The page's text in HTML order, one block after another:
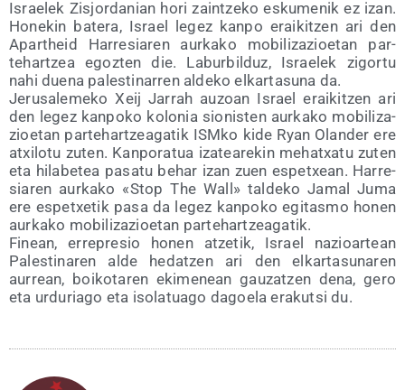
Israe­lek Zis­jor­da­nian hori zain­tze­ko esku­me­nik ez izan.
Hone­kin bate­ra, Israel legez kan­po erai­kitzen ari den
Apartheid Harre­sia­ren aur­ka­ko mobi­li­za­zioe­tan par­
tehar­tzea egoz­ten die. Labur­bil­duz, Israe­lek zigor­tu
nahi due­na pales­ti­na­rren alde­ko elkar­ta­su­na da.
Jeru­sa­le­me­ko Xeij Jarrah auzoan Israel erai­kitzen ari
den legez kan­po­ko kolo­nia sio­nis­ten aur­ka­ko mobi­li­za­
zioe­tan par­tehar­tzea­ga­tik ISM­ko kide Ryan Olan­der ere
atxi­lo­tu zuten. Kan­po­ra­tua iza­tea­re­kin mehatxa­tu zuten
eta hila­be­tea pasa­tu behar izan zuen espetxean. Harre­
sia­ren aur­ka­ko «Stop The Wall» tal­de­ko Jamal Juma
ere espetxe­tik pasa da legez kan­po­ko egi­tas­mo honen
aur­ka­ko mobi­li­za­zioe­tan par­tehar­tzea­ga­tik.
Finean, erre­pre­sio honen atze­tik, Israel nazioar­tean
Pales­ti­na­ren alde hedatzen ari den elkar­ta­su­na­ren
aurrean, boi­ko­ta­ren eki­me­nean gau­zatzen dena, gero
eta urdu­ria­go eta iso­la­tua­go dagoe­la era­kutsi du.